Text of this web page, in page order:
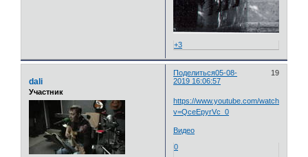
+3
Поделиться 19
05-08-
2019 16:06:57
dali
Участник
https://www.youtube.com/watch?
v=QceEpyrVc_0
Видео
0